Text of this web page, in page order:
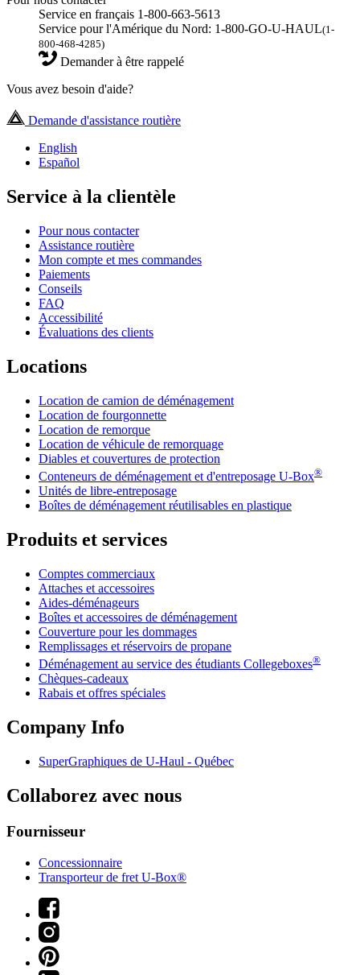
Service en français 1-800-663-5613
Service pour l'Amérique du Nord: 1-800-GO-U-HAUL(1-
800-468-4285)
Demander à être rappelé
Vous avez besoin d'aide?
Demande d'assistance routière
English
Español
Service à la clientèle
Pour nous contacter
Assistance routière
Mon compte et mes commandes
Paiements
Conseils
FAQ
Accessibilité
Évaluations des clients
Locations
Location de camion de déménagement
Location de fourgonnette
Location de remorque
Location de véhicule de remorquage
Diables et couvertures de protection
Conteneurs de déménagement et d'entreposage U-Box®
Unités de libre-entreposage
Boîtes de déménagement réutilisables en plastique
Produits et services
Comptes commerciaux
Attaches et accessoires
Aides-déménageurs
Boîtes et accessoires de déménagement
Couverture pour les dommages
Remplissages et réservoirs de propane
Déménagement au service des étudiants Collegeboxes®
Chèques-cadeaux
Rabais et offres spéciales
Company Info
SuperGraphiques de U-Haul - Québec
Collaborez avec nous
Fournisseur
Concessionnaire
Transporteur de fret U-Box®